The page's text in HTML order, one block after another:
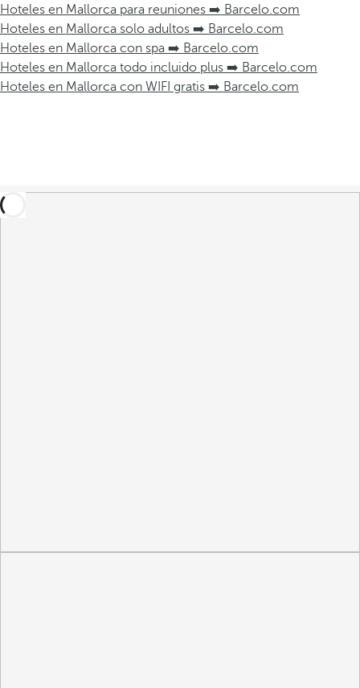
Hoteles en Mallorca para reuniones ➡️ Barcelo.com
Hoteles en Mallorca solo adultos ➡️ Barcelo.com
Hoteles en Mallorca con spa ➡️ Barcelo.com
Hoteles en Mallorca todo incluido plus ➡️ Barcelo.com
Hoteles en Mallorca con WIFI gratis ➡️ Barcelo.com